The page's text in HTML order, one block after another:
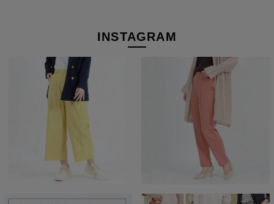
たどり着いたのは上質なストレッチ素材とシルエットから作
られるストレートパンツ。当店のパンツは、年齢にかかわら
ず、女性なら誰もが抱える体型の悩みに寄り添い、 変化し
やすい女性の体形にしっかりフィット、サポート。 長時間
はいていても疲れにくく、キレイと快適を両立します。
繊維のまちで福山で、年54万本のパンツ
INSTAGRAM